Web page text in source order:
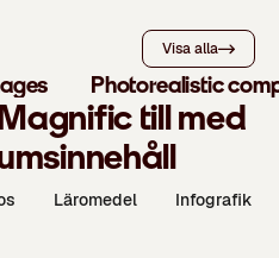
Visa alla
Photorealistic
till med
Läromedel Infografik